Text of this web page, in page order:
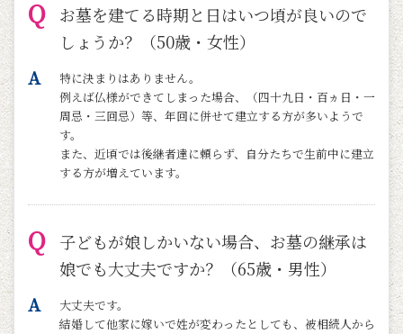
お墓を建てる時期と日はいつ頃が良いので
しょうか？（50歳・女性）
特に決まりはありません。
例えば仏様ができてしまった場合、（四十九日・百ヵ日・一
周忌・三回忌）等、年回に併せて建立する方が多いようで
す。
また、近頃では後継者達に頼らず、自分たちで生前中に建立
する方が増えています。
子どもが娘しかいない場合、お墓の継承は
娘でも大丈夫ですか？（65歳・男性）
大丈夫です。
結婚して他家に嫁いで姓が変わったとしても、被相続人から